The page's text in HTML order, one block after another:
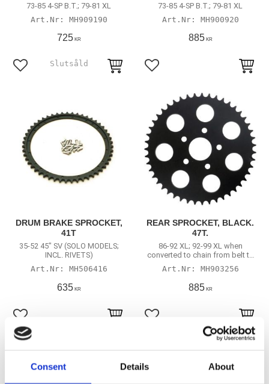
Consent Details About
73-85 4-SP B.T.; 79-81 XL
MH909190
725KR
Lägg till i favoriter
73-85 4-SP B.T.; 79-81 XL
MH900920
885KR
Lägg till i favoriter
DRUM BRAKE SPROCKET,
41T
35-52 45" SV (SOLO MODELS;
INCL. RIVETS)
MH506416
635KR
REAR SPROCKET, BLACK.
47T.
86-92 XL; 92-99 XL when
converted to chain from belt to
rear chain.
MH903256
885KR